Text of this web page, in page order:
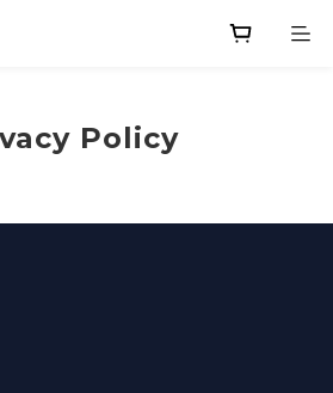
Policy